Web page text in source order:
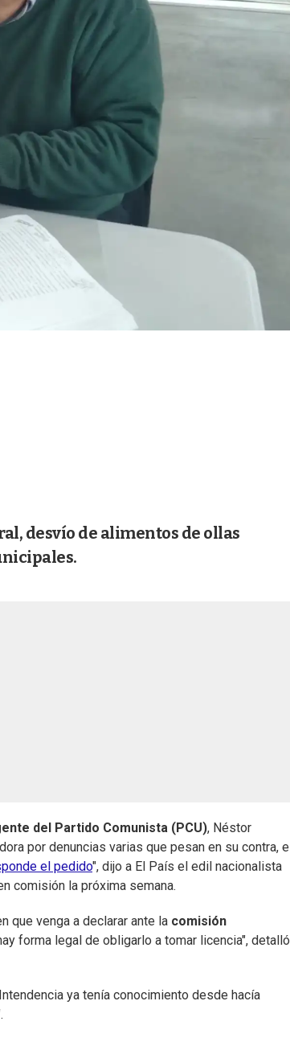
desvío de alimentos de ollas
del Partido Comunista (PCU), Néstor
por denuncias varias que pesan en su contra, el
el pedido", dijo a El País el edil nacionalista
comisión la próxima semana.
que venga a declarar ante la comisión
forma legal de obligarlo a tomar licencia", detalló
ya tenía conocimiento desde hacía